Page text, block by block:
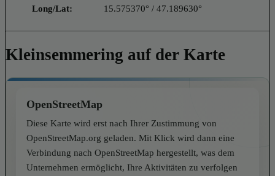
Long/Lat: 15.575370° / 47.189630°
Kleinsemmering auf der Karte
OpenStreetMap
Diese Karte wird erst nach Ihrer Zustimmung von
OpenStreetMap.org geladen. Mit Klick wird dann eine
Verbindung nach OpenStreetMap hergestellt, was dem
Unternehmen ermöglicht, Ihre Aktivitäten zu verfolgen